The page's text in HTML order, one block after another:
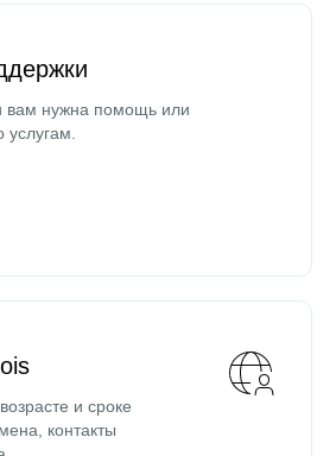
вам нужна помощь или
услугам.
и сроке
контакты